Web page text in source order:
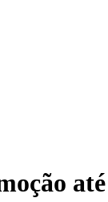
até